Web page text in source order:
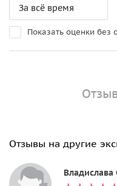
Показать оценки без
Отзывы на другие
Владислава